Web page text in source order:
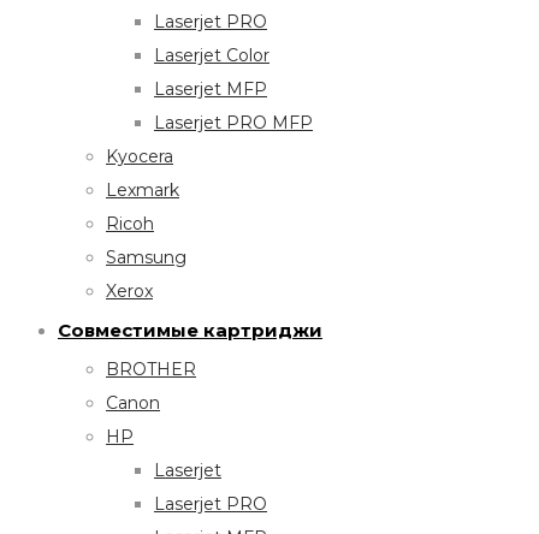
Laserjet PRO
Laserjet Color
Laserjet MFP
Laserjet PRO MFP
Kyocera
Lexmark
Ricoh
Samsung
Xerox
Совместимые картриджи
BROTHER
Canon
HP
Laserjet
Laserjet PRO